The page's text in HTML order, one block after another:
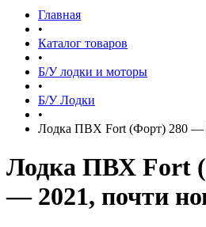
Главная
•
Каталог товаров
•
Б/У лодки и моторы
•
Б/У Лодки
•
Лодка ПВХ Fort (Форт) 280 —
Лодка ПВХ Fort
— 2021, почти